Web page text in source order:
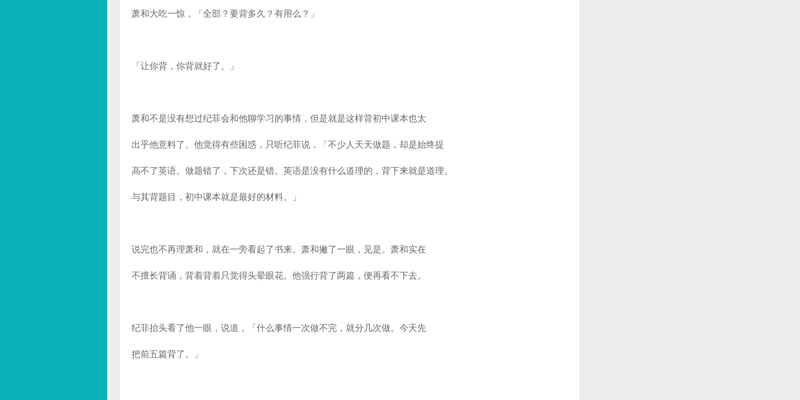
萧和大吃一惊，「全部？要背多久？有用么？」
「让你背，你背就好了。」
萧和不是没有想过纪菲会和他聊学习的事情，但是就是这样背初中课本也太
出乎他意料了。他觉得有些困惑，只听纪菲说，「不少人天天做题，却是始终提
高不了英语。做题错了，下次还是错。英语是没有什么道理的，背下来就是道理。
与其背题目，初中课本就是最好的材料。」
说完也不再理萧和，就在一旁看起了书来。萧和撇了一眼，见是。萧和实在
不擅长背诵，背着背着只觉得头晕眼花。他强行背了两篇，便再看不下去。
纪菲抬头看了他一眼，说道，「什么事情一次做不完，就分几次做。今天先
把前五篇背了。」